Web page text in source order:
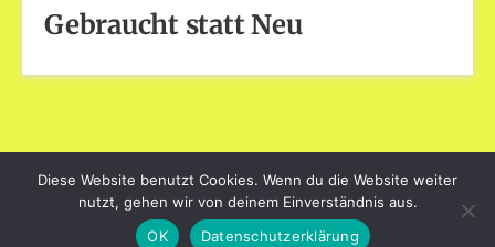
Gebraucht statt Neu
dayart.de
Stolz präsentiert von WordPress|Theme: Loose von
BlogOnYourOwn.com.
Diese Website benutzt Cookies. Wenn du die Website weiter
nutzt, gehen wir von deinem Einverständnis aus.
OK
Datenschutzerklärung